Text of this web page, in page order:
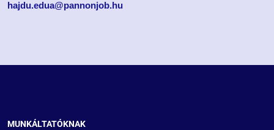
hajdu.edua@pannonjob.hu
MUNKÁLTATÓKNAK